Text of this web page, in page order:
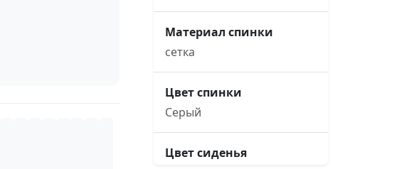
Материал спинки
сетка
Цвет спинки
Серый
Цвет сиденья